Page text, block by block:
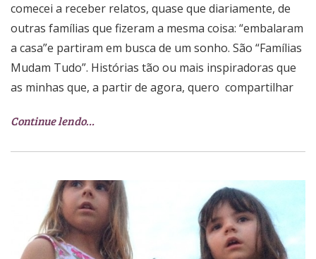
comecei a receber relatos, quase que diariamente, de
outras famílias que fizeram a mesma coisa: “embalaram
a casa”e partiram em busca de um sonho. São “Famílias
Mudam Tudo”. Histórias tão ou mais inspiradoras que
as minhas que, a partir de agora, quero compartilhar
Continue lendo…